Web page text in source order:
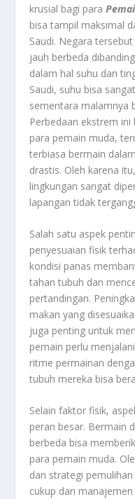
krusial bagi para
bisa tampil maksimal
Saudi. Negara
jauh berbeda
dalam hal suhu dan
Saudi, suhu bisa
sementara malamnya
Perbedaan ekstrem
para pemain muda,
terbiasa bermain
drastis. Oleh karena
lingkungan sangat
lapangan tidak
Salah satu aspek
penyesuaian fisik
kondisi panas
tahan tubuh dan
pertandingan.
makan yang
juga penting untuk
pemain perlu
ritme permainan
tubuh mereka bisa
Selain faktor fisik,
peran besar. Bermain
berbeda bisa
para pemain muda.
dan strategi
cukup dan